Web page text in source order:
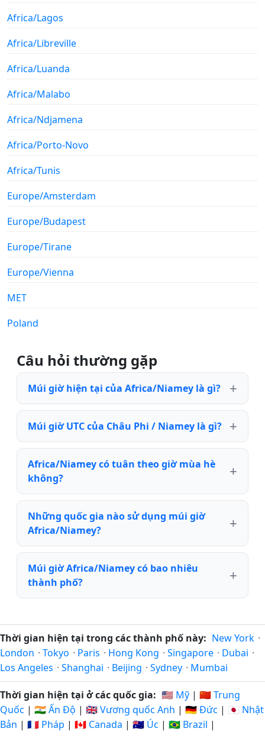
Africa/Lagos
Africa/Libreville
Africa/Luanda
Africa/Malabo
Africa/Ndjamena
Africa/Porto-Novo
Africa/Tunis
Europe/Amsterdam
Europe/Budapest
Europe/Tirane
Europe/Vienna
MET
Poland
Câu hỏi thường gặp
Múi giờ hiện tại của Africa/Niamey là gì?
Múi giờ UTC của Châu Phi / Niamey là gì?
Africa/Niamey có tuân theo giờ mùa hè
không?
Những quốc gia nào sử dụng múi giờ
Africa/Niamey?
Múi giờ Africa/Niamey có bao nhiêu
thành phố?
Thời gian hiện tại trong các thành phố này: New York ·
London · Tokyo · Paris · Hong Kong · Singapore · Dubai ·
Los Angeles · Shanghai · Beijing · Sydney · Mumbai
Thời gian hiện tại ở các quốc gia: 🇺🇸 Mỹ | 🇨🇳 Trung
Quốc | 🇮🇳 Ấn Độ | 🇬🇧 Vương quốc Anh | 🇩🇪 Đức | 🇯🇵 Nhật
Bản | 🇫🇷 Pháp | 🇨🇦 Canada | 🇦🇺 Úc | 🇧🇷 Brazil |